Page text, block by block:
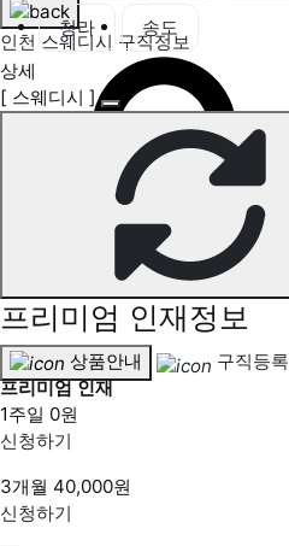
인천 스웨디시 구직정보
청라
송도
상세
[ 스웨디시 ]
프리미엄 인재정보
상품안내
구직등록
프리미엄 인재
1주일 0원
신청하기
3개월 40,000원
신청하기